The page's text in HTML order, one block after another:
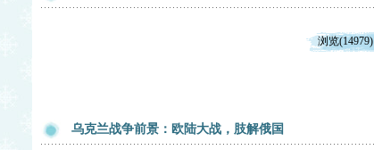
浏览(14979)
乌克兰战争前景：欧陆大战，肢解俄国